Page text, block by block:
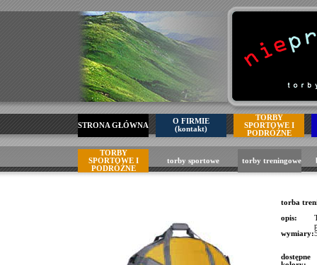
STRONA GŁÓWNA
O FIRMIE
(kontakt)
TORBY
SPORTOWE I
PODRÓŻNE
TORBY
SPORTOWE I
PODRÓŻNE
torby sportowe torby treningowe
torba
opis:
wymiary:
dostępne